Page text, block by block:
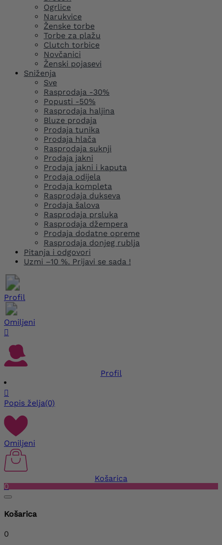
Ogrlice
Narukvice
Ženske torbe
Torbe za plažu
Clutch torbice
Novčanici
Ženski pojasevi
Sniženja
Sve
Rasprodaja -30%
Popusti -50%
Rasprodaja haljina
Bluze prodaja
Prodaja tunika
Prodaja hlača
Rasprodaja suknji
Prodaja jakni
Prodaja jakni i kaputa
Prodaja odijela
Prodaja kompleta
Rasprodaja dukseva
Prodaja šalova
Rasprodaja prsluka
Rasprodaja džempera
Prodaja dodatne opreme
Rasprodaja donjeg rublja
Pitanja i odgovori
Uzmi –10 %. Prijavi se sada !
Profil
Omiljeni

Profil

Popis želja(0)
Omiljeni
Košarica
0
Košarica
0